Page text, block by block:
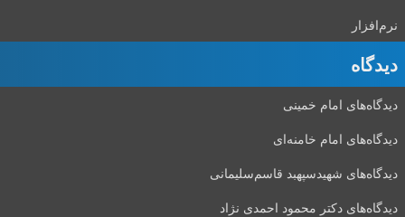
نرم‌افزار
دیدگاه‌
دیدگاه‌های امام خمینی
دیدگاه‌های امام خامنه‌ای
دیدگاه‌های شهید‌سپهبد قاسم‌سلیمانی
دیدگاه‌های دکتر محمود احمدی نژاد